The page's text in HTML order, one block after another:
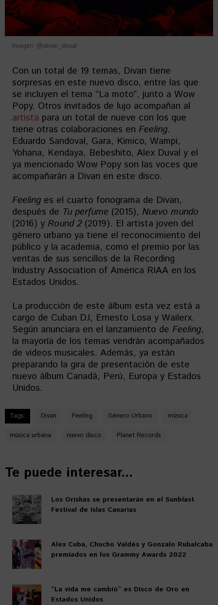
Imagen: @divan_visual
Con un total de 19 temas, Divan tiene
sorpresas en este nuevo disco, entre las que
se incluyen el tema “La moto”, junto a Wow
Popy. Otros invitados de lujo acompañan al
artista para un total de nueve con los que
tiene otras colaboraciones en Feeling.
Eduardo Sandoval, Gara, Kimico, Wampi,
Yohana, Kendaya, Bebeshito, Alex Duval y el
ya mencionado Wow Popy son las voces que
acompañarán a Divan en este disco.
Feeling es el cuarto fonograma de Divan,
después de Tu perfume (2015), Nuevo mundo
(2016) y Round 2(2019). El artista joven del
género urbano ya tiene el reconocimiento del
público y la academia, como el premio por las
ventas de sus sencillos de la Recording
Industry Association of America RIAA en los
Estados Unidos.
La producción de este álbum esta vez está a
cargo de Cuban DJ, Ernesto Losa y Wailerx.
Según anunciara en el lanzamiento de Feeling,
la mayoría de los temas vendrán acompañados
de videos musicales. Además, ya están
preparando la gira de presentación de este
nuevo álbum Canadá, Perú, Europa y Estados
Unidos.
Tags: Divan Feeling Género Urbano música
música urbana nuevo disco Planet Records
Te puede interesar...
Los Orishas se presentarán en el Sunblast
Festival de Islas Canarias
Alex Cuba, Chucho Valdés y Gonzalo Rubalcaba
premiados en los Grammy Awards 2022
“La vida me cambió” es Disco de Oro en
Estados Unidos